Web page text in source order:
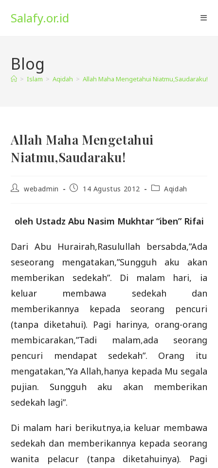
Salafy.or.id
Blog
> Islam > Aqidah > Allah Maha Mengetahui Niatmu,Saudaraku!
Allah Maha Mengetahui
Niatmu,Saudaraku!
Postwebadmin
Post14 Agustus 2012
PostAqidah
oleh Ustadz Abu Nasim Mukhtar “iben” Rifai
Dari Abu Hurairah,Rasulullah bersabda,”Ada
seseorang mengatakan,”Sungguh aku akan
memberikan sedekah”. Di malam hari, ia
keluar membawa sedekah dan
memberikannya kepada seorang pencuri
(tanpa diketahui). Pagi harinya, orang-orang
membicarakan,”Tadi malam,ada seorang
pencuri mendapat sedekah”. Orang itu
mengatakan,”Ya Allah,hanya kepada Mu segala
pujian. Sungguh aku akan memberikan
sedekah lagi”.
Di malam hari berikutnya,ia keluar membawa
sedekah dan memberikannya kepada seorang
wanita pelacur (tanpa diketahuinya). Pagi